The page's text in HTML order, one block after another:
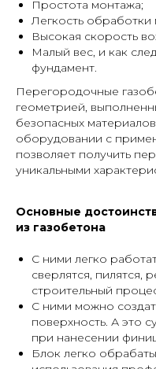
Простота монтажа;
Легкость обработки
Высокая скорость
Малый вес, и как
фундамент.
Перегородочные
геометрией,
безопасных
оборудовании с
позволяет получить
уникальными
Основные
из газобетона
С ними легко
сверлятся, пилятся,
строительный
С ними можно
поверхность. А это
при нанесении
Блок легко